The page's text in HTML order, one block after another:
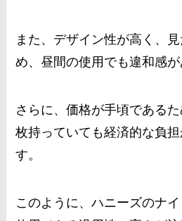
また、デザイン性が高く、
め、昼間の使用でも違和感が
さらに、価格が手頃である
枚持っていても経済的な負
す。
このように、ハニーズのナ